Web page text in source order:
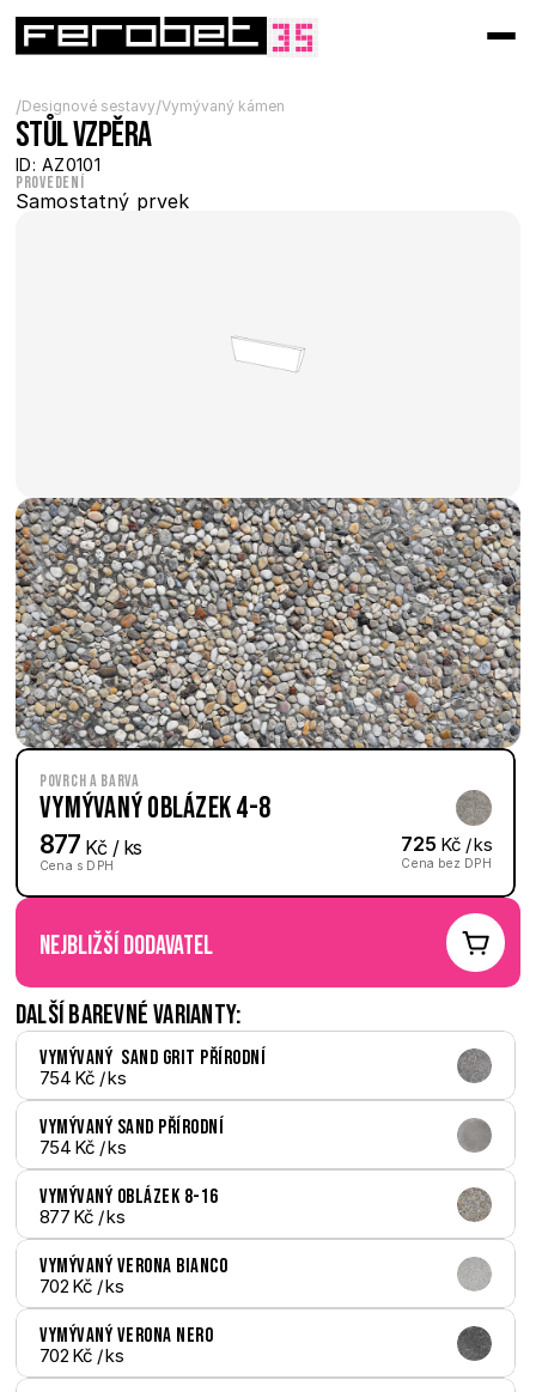
/Designové sestavy/Vymývaný kámen
Stůl vzpěra
ID: AZ0101
Provedení
Samostatný prvek
Povrch a barva
Vymývaný Oblázek 4-8
877 Kč / ks
Cena s DPH
725 Kč / ks
Cena bez DPH
nejbližší dodavatel
Další barevné varianty:
Vymývaný  Sand Grit přírodní
754 Kč / ks
Vymývaný Sand přírodní
754 Kč / ks
Vymývaný Oblázek 8-16
877 Kč / ks
Vymývaný Verona bianco
702 Kč / ks
Vymývaný Verona nero
702 Kč / ks